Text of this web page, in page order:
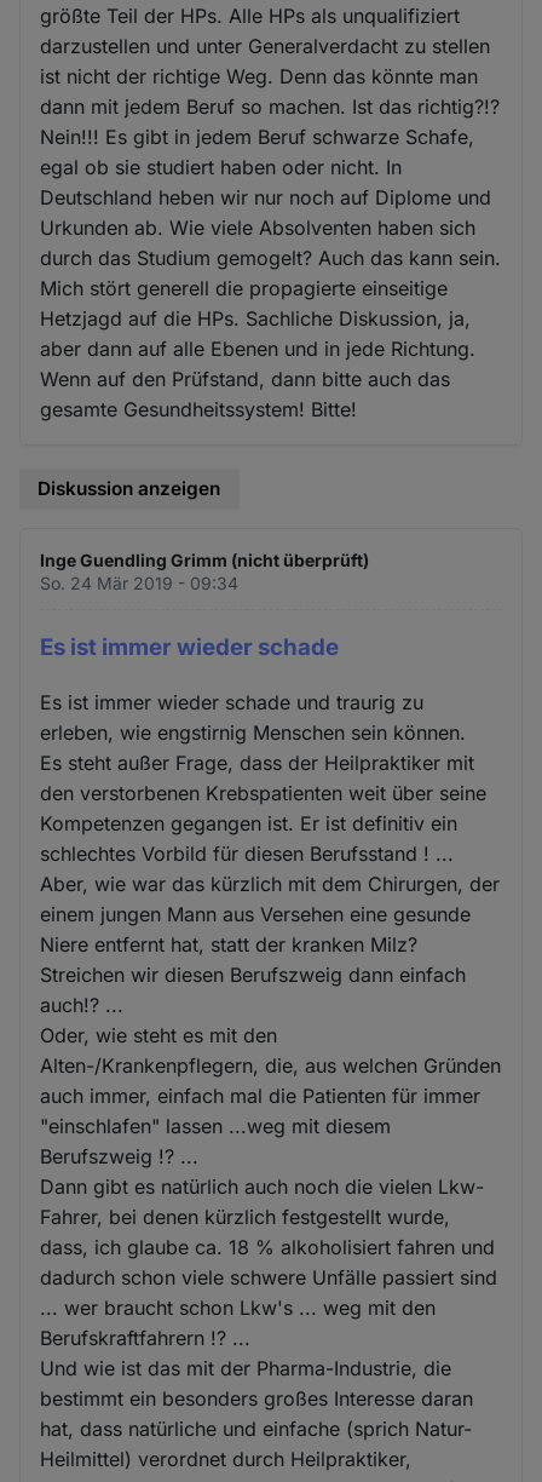
größte Teil der HPs. Alle HPs als unqualifiziert
darzustellen und unter Generalverdacht zu stellen
ist nicht der richtige Weg. Denn das könnte man
dann mit jedem Beruf so machen. Ist das richtig?!?
Nein!!! Es gibt in jedem Beruf schwarze Schafe,
egal ob sie studiert haben oder nicht. In
Deutschland heben wir nur noch auf Diplome und
Urkunden ab. Wie viele Absolventen haben sich
durch das Studium gemogelt? Auch das kann sein.
Mich stört generell die propagierte einseitige
Hetzjagd auf die HPs. Sachliche Diskussion, ja,
aber dann auf alle Ebenen und in jede Richtung.
Wenn auf den Prüfstand, dann bitte auch das
gesamte Gesundheitssystem! Bitte!
Diskussion anzeigen
Inge Guendling Grimm (nicht überprüft)
So. 24 Mär 2019 - 09:34
Es ist immer wieder schade
Es ist immer wieder schade und traurig zu
erleben, wie engstirnig Menschen sein können.
Es steht außer Frage, dass der Heilpraktiker mit
den verstorbenen Krebspatienten weit über seine
Kompetenzen gegangen ist. Er ist definitiv ein
schlechtes Vorbild für diesen Berufsstand ! ...
Aber, wie war das kürzlich mit dem Chirurgen, der
einem jungen Mann aus Versehen eine gesunde
Niere entfernt hat, statt der kranken Milz?
Streichen wir diesen Berufszweig dann einfach
auch!? ...
Oder, wie steht es mit den
Alten-/Krankenpflegern, die, aus welchen Gründen
auch immer, einfach mal die Patienten für immer
"einschlafen" lassen ...weg mit diesem
Berufszweig !? ...
Dann gibt es natürlich auch noch die vielen Lkw-
Fahrer, bei denen kürzlich festgestellt wurde,
dass, ich glaube ca. 18 % alkoholisiert fahren und
dadurch schon viele schwere Unfälle passiert sind
... wer braucht schon Lkw's ... weg mit den
Berufskraftfahrern !? ...
Und wie ist das mit der Pharma-Industrie, die
bestimmt ein besonders großes Interesse daran
hat, dass natürliche und einfache (sprich Natur-
Heilmittel) verordnet durch Heilpraktiker,